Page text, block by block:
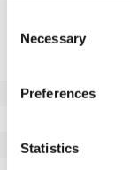
Selection
Necessary
Preferences
Statistics
Banda de rodagem
Diâmetro da roda
Tipo de rolamento